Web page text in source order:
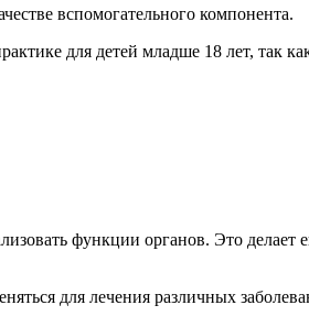
вспомогательного компонента.
для детей младше 18 лет, так
функции органов. Это делает
для лечения различных